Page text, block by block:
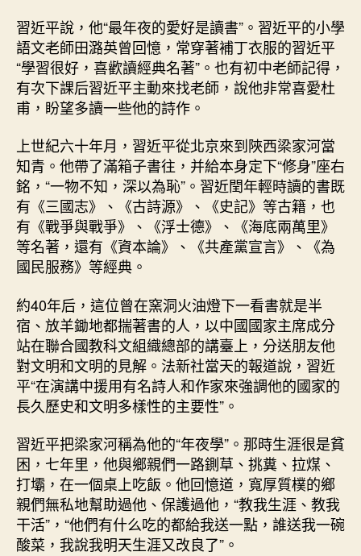
習近平說，他“最年夜的愛好是讀書”。習近平的小學
語文老師田潞英曾回憶，常穿著補丁衣服的習近平
“學習很好，喜歡讀經典名著”。也有初中老師記得，
有次下課后習近平主動來找老師，說他非常喜愛杜
甫，盼望多讀一些他的詩作。
上世紀六十年月，習近平從北京來到陜西梁家河當
知青。他帶了滿箱子書往，并給本身定下“修身”座右
銘，“一物不知，深以為恥”。習近閏年輕時讀的書既
有《三國志》、《古詩源》、《史記》等古籍，也
有《戰爭與戰爭》、《浮士德》、《海底兩萬里》
等名著，還有《資本論》、《共產黨宣言》、《為
國民服務》等經典。
約40年后，這位曾在窯洞火油燈下一看書就是半
宿、放羊鋤地都揣著書的人，以中國國家主席成分
站在聯合國教科文組織總部的講臺上，分送朋友他
對文明和文明的見解。法新社當天的報道說，習近
平“在演講中援用有名詩人和作家來強調他的國家的
長久歷史和文明多樣性的主要性”。
習近平把梁家河稱為他的“年夜學”。那時生涯很是貧
困，七年里，他與鄉親們一路鍘草、挑糞、拉煤、
打壩，在一個桌上吃飯。他回憶道，寬厚質樸的鄉
親們無私地幫助過他、保護過他，“教我生涯、教我
干活”，“他們有什么吃的都給我送一點，誰送我一碗
酸菜，我說我明天生涯又改良了”。